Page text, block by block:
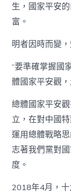
生，國家平安
富。
明者因時而變
“要準確掌握國
體國家平安觀
總體國家平安
立，在對中國
運用總體戰略
志著我們黨對
度。
2018年4月，